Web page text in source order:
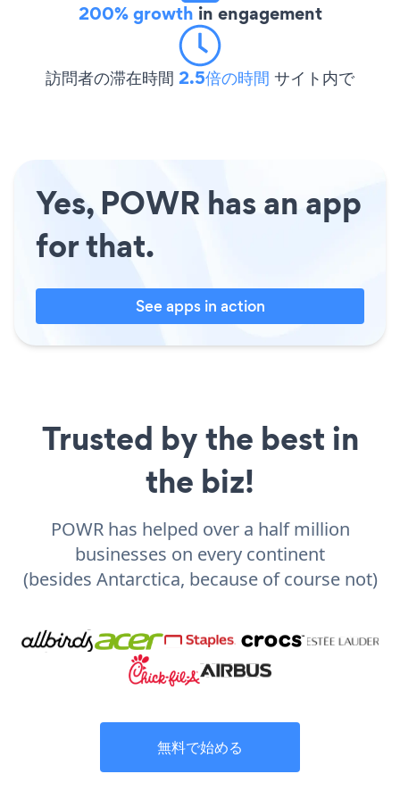
200% growth in engagement
訪問者の滞在時間 2.5倍の時間 サイト内で
Yes, POWR has an app
for that.
See apps in action
Trusted by the best in
the biz!
POWR has helped over a half million
businesses on every continent
(besides Antarctica, because of course not)
無料で始める